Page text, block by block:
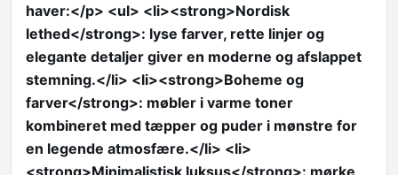
haver:</p> <ul> <li><strong>Nordisk
lethed</strong>: lyse farver, rette linjer og
elegante detaljer giver en moderne og afslappet
stemning.</li> <li><strong>Boheme og
farver</strong>: møbler i varme toner
kombineret med tæpper og puder i mønstre for
en legende atmosfære.</li> <li>
<strong>Minimalistisk luksus</strong>: mørke